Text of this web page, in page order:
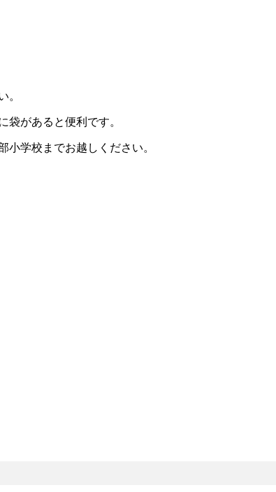
。
があると便利です。
学校までお越しください。